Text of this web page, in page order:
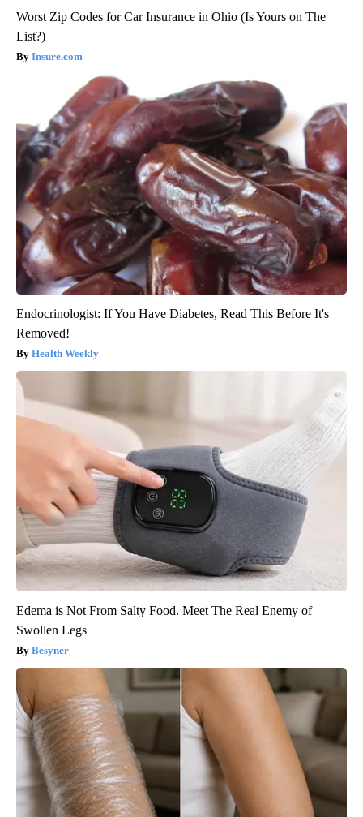
Worst Zip Codes for Car Insurance in Ohio (Is Yours on The
List?)
Insure.com
Endocrinologist: If You Have Diabetes, Read This Before It's
Removed!
Health Weekly
Edema is Not From Salty Food. Meet The Real Enemy of
Swollen Legs
Besyner